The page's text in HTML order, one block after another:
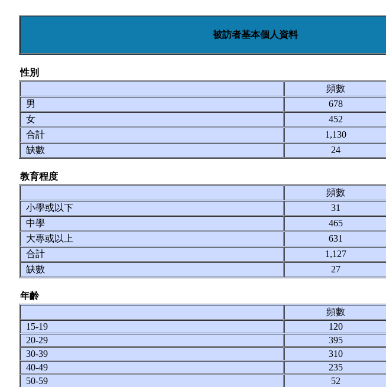
被訪者基本個人資料
性別
頻數
男
678
女
452
合計
1,130
缺數
24
教育程度
頻數
小學或以下
31
中學
465
大專或以上
631
合計
1,127
缺數
27
年齡
頻數
15-19
120
20-29
395
30-39
310
40-49
235
50-59
52